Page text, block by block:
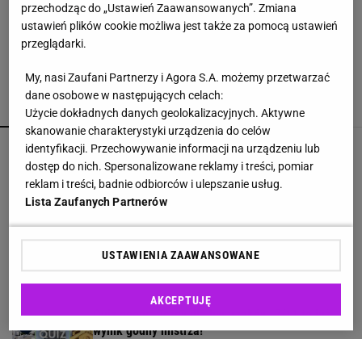
Maxi w Sinsay za 39,99 zł, która wygląda jak
wakacyjny sen. Zara ma podobne kwiatowe
POLECAMY WIĘCEJ TEMATÓW
Wymieszaj z wodą i spryskaj. Kamień nie będzie
miał szans
Florystki znają ten trik
Quiz geograficzny dla bystrzaków. 7/11 to już
wynik godny mistrza!
przechodząc do „Ustawień Zaawansowanych”. Zmiana
ustawień plików cookie możliwa jest także za pomocą ustawień
przeglądarki.
My, nasi Zaufani Partnerzy i Agora S.A. możemy przetwarzać
dane osobowe w następujących celach:
Użycie dokładnych danych geolokalizacyjnych. Aktywne
skanowanie charakterystyki urządzenia do celów
identyfikacji. Przechowywanie informacji na urządzeniu lub
dostęp do nich. Spersonalizowane reklamy i treści, pomiar
reklam i treści, badnie odbiorców i ulepszanie usług.
Lista Zaufanych Partnerów
USTAWIENIA ZAAWANSOWANE
AKCEPTUJĘ